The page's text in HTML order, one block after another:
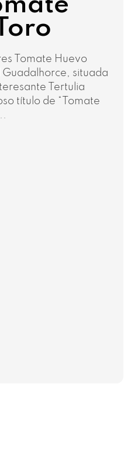
Tomate Huevo
Guadalhorce, situada
Tertulia
título de “Tomate